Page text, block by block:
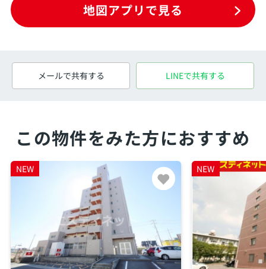
地図アプリで見る
メールで共有する LINEで共有する
この物件をみた方におすすめ
NEW NEW